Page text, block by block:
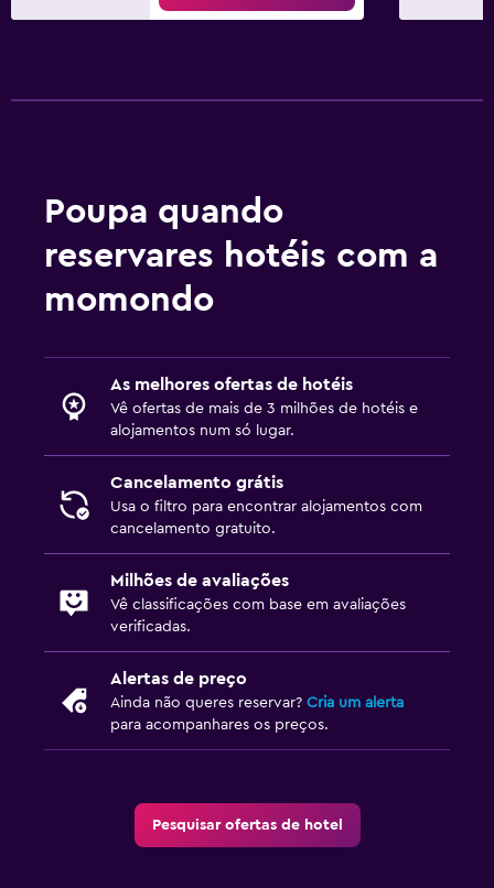
Poupa quando
reservares hotéis com a
momondo
As melhores ofertas de hotéis
Vê ofertas de mais de 3 milhões de hotéis e
alojamentos num só lugar.
Cancelamento grátis
Usa o filtro para encontrar alojamentos com
cancelamento gratuito.
Milhões de avaliações
Vê classificações com base em avaliações
verificadas.
Alertas de preço
Ainda não queres reservar? Cria um alerta
para acompanhares os preços.
Pesquisar ofertas de hotel